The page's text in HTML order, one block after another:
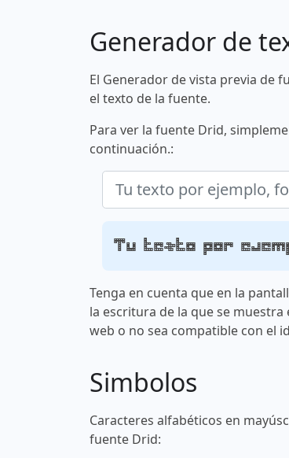
Generador de
El Generador de vista previa de
el texto de la fuente.
Para ver la fuente Drid,
continuación.:
Tu texto por
Tenga en cuenta que en la
la escritura de la que se
web o no sea compatible con el
Simbolos
Caracteres alfabéticos en
fuente Drid: